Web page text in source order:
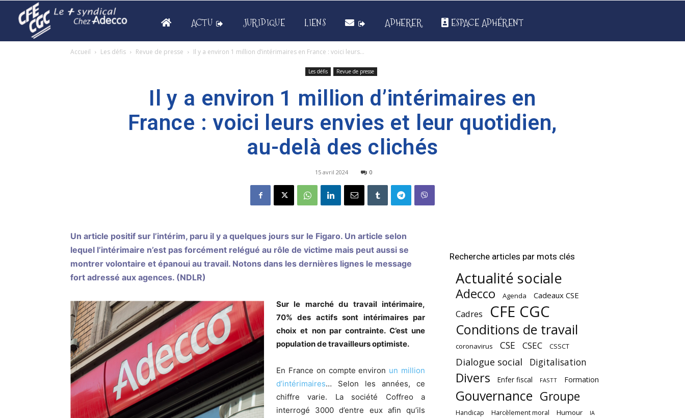
ACTU JURIDIQUE LIENS ADHERER ESPACE ADHÉRENT
Accueil Les défis Revue de presse Il y a environ 1 million d’intérimaires en France : voici leurs...
Les défis Revue de presse
Il y a environ 1 million d’intérimaires en
France : voici leurs envies et leur quotidien,
au-delà des clichés
15 avril 2024 0
Un article positif sur l’intérim, paru il y a quelques jours sur le Figaro. Un article selon
lequel l’intérimaire n’est pas forcément relégué au rôle de victime mais peut aussi se
montrer volontaire et épanoui au travail. Notons dans les dernières lignes le message
fort adressé aux agences. (NDLR)
Sur le marché du travail intérimaire,
70% des actifs sont intérimaires par
choix et non par contrainte. C’est une
population de travailleurs optimiste.
En France on compte environ un million
d’intérimaires… Selon les années, ce
chiffre varie. La société Coffreo a
interrogé 3000 d’entre eux afin qu’ils
Recherche articles par mots clés
Actualité sociale
Adecco Agenda Cadeaux CSE
Cadres CFE CGC
Conditions de travail
coronavirus CSE CSEC CSSCT
Dialogue social Digitalisation
Divers Enfer fiscal FASTT Formation
Gouvernance Groupe
Handicap Harcèlement moral Humour IA